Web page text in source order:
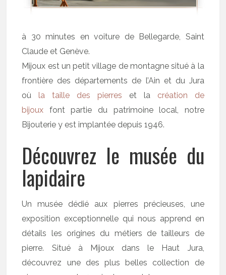
à 30 minutes en voiture de Bellegarde, Saint
Claude et Genève.
Mijoux est un petit village de montagne situé à la
frontière des départements de l’Ain et du Jura
où la taille des pierres et la création de
bijoux font partie du patrimoine local, notre
Bijouterie y est implantée depuis 1946.
Découvrez le musée du
lapidaire
Un musée dédié aux pierres précieuses, une
exposition exceptionnelle qui nous apprend en
détails les origines du métiers de tailleurs de
pierre. Situé à Mijoux dans le Haut Jura,
découvrez une des plus belles collection de